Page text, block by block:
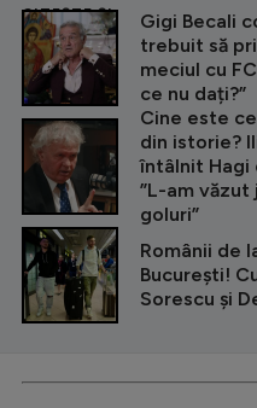
CITEȘTE ȘI
Gigi Becali
trebuit să
meciul cu
ce nu dați?”
Cine este
din istorie?
întâlnit Hagi
”L-am
goluri”
Românii de
București!
Sorescu și